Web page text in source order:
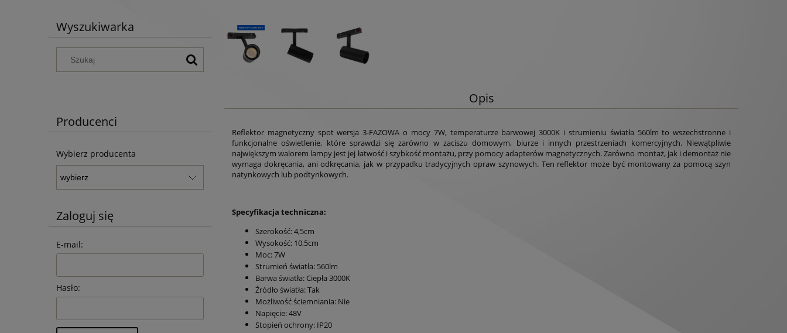
Wyszukiwarka
Producenci
Wybierz producenta
Zaloguj się
E-mail:
Hasło:
Opis
Reflektor magnetyczny spot wersja 3-FAZOWA o mocy 7W, temperaturze barwowej 3000K i strumieniu światła 560lm to wszechstronne i
funkcjonalne oświetlenie, które sprawdzi się zarówno w zaciszu domowym, biurze i innych przestrzeniach komercyjnych. Niewątpliwie
największym walorem lampy jest jej łatwość i szybkość montażu, przy pomocy adapterów magnetycznych. Zarówno montaż, jak i demontaż nie
wymaga dokręcania, ani odkręcania, jak w przypadku tradycyjnych opraw szynowych. Ten reflektor może być montowany za pomocą szyn
natynkowych lub podtynkowych.
Specyfikacja techniczna:
Szerokość: 4,5cm
Wysokość: 10,5cm
Moc: 7W
Strumień światła: 560lm
Barwa światła: Ciepła 3000K
Źródło światła: Tak
Możliwość ściemniania: Nie
Napięcie: 48V
Stopień ochrony: IP20